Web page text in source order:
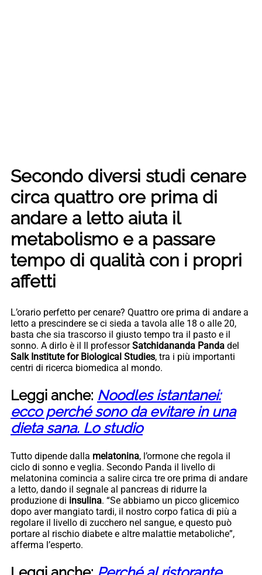
Secondo diversi studi cenare
circa quattro ore prima di
andare a letto aiuta il
metabolismo e a passare
tempo di qualità con i propri
affetti
L’orario perfetto per cenare? Quattro ore prima di andare a
letto a prescindere se ci sieda a tavola alle 18 o alle 20,
basta che sia trascorso il giusto tempo tra il pasto e il
sonno. A dirlo è il Il professorSatchidananda Panda del
Salk Institute for Biological Studies, tra i più importanti
centri di ricerca biomedica al mondo.
Leggi anche: Noodles istantanei:
ecco perché sono da evitare in una
dieta sana. Lo studio
Tutto dipende dalla melatonina, l’ormone che regola il
ciclo di sonno e veglia. Secondo Panda il livello di
melatonina comincia a salire circa tre ore prima di andare
a letto, dando il segnale al pancreas di ridurre la
produzione di insulina. “Se abbiamo un picco glicemico
dopo aver mangiato tardi, il nostro corpo fatica di più a
regolare il livello di zucchero nel sangue, e questo può
portare al rischio diabete e altre malattie metaboliche”,
afferma l’esperto.